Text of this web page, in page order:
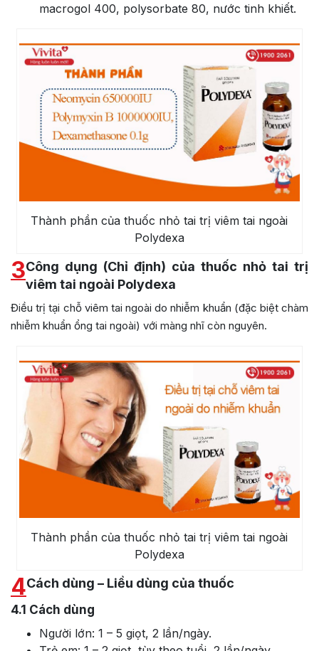
macrogol 400, polysorbate 80, nước tinh khiết.
Thành phần của thuốc nhỏ tai trị viêm tai ngoài
Polydexa
3Công dụng (Chỉ định) của thuốc nhỏ tai trị
viêm tai ngoài Polydexa
Điều trị tại chỗ viêm tai ngoài do nhiễm khuẩn (đặc biệt chàm
nhiễm khuẩn ổng tai ngoài) với màng nhĩ còn nguyên.
Thành phần của thuốc nhỏ tai trị viêm tai ngoài
Polydexa
4Cách dùng – Liều dùng của thuốc
4.1 Cách dùng
Người lớn: 1 – 5 giọt, 2 lần/ngày.